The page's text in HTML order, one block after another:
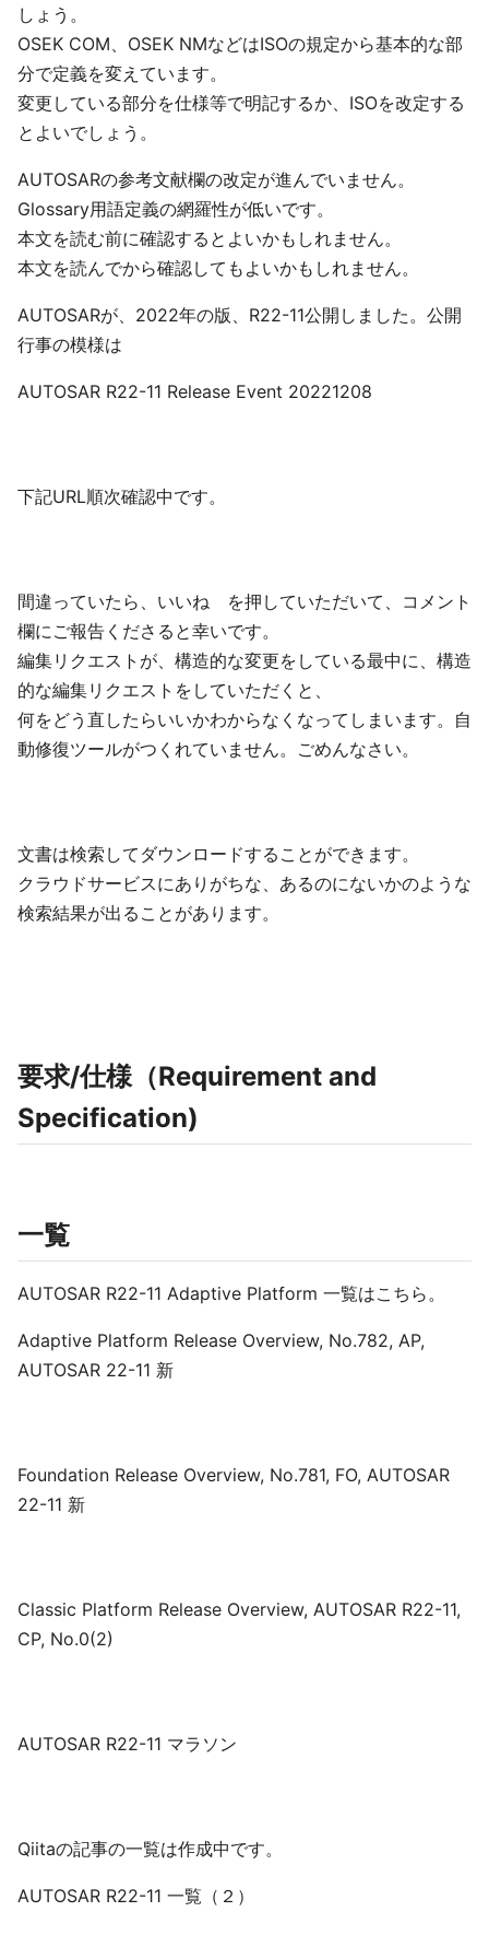
しょう。
OSEK COM、OSEK NMなどはISOの規定から基本的な部
分で定義を変えています。
変更している部分を仕様等で明記するか、ISOを改定する
とよいでしょう。
AUTOSARの参考文献欄の改定が進んでいません。
Glossary用語定義の網羅性が低いです。
本文を読む前に確認するとよいかもしれません。
本文を読んでから確認してもよいかもしれません。
AUTOSARが、2022年の版、R22-11公開しました。公開
行事の模様は
AUTOSAR R22-11 Release Event 20221208
下記URL順次確認中です。
間違っていたら、いいね を押していただいて、コメント
欄にご報告くださると幸いです。
編集リクエストが、構造的な変更をしている最中に、構造
的な編集リクエストをしていただくと、
何をどう直したらいいかわからなくなってしまいます。自
動修復ツールがつくれていません。ごめんなさい。
文書は検索してダウンロードすることができます。
クラウドサービスにありがちな、あるのにないかのような
検索結果が出ることがあります。
要求/仕様（Requirement and
Specification)
一覧
AUTOSAR R22-11 Adaptive Platform 一覧はこちら。
Adaptive Platform Release Overview, No.782, AP,
AUTOSAR 22-11 新
Foundation Release Overview, No.781, FO, AUTOSAR
22-11 新
Classic Platform Release Overview, AUTOSAR R22-11,
CP, No.0(2)
AUTOSAR R22-11 マラソン
Qiitaの記事の一覧は作成中です。
AUTOSAR R22-11 一覧（２）